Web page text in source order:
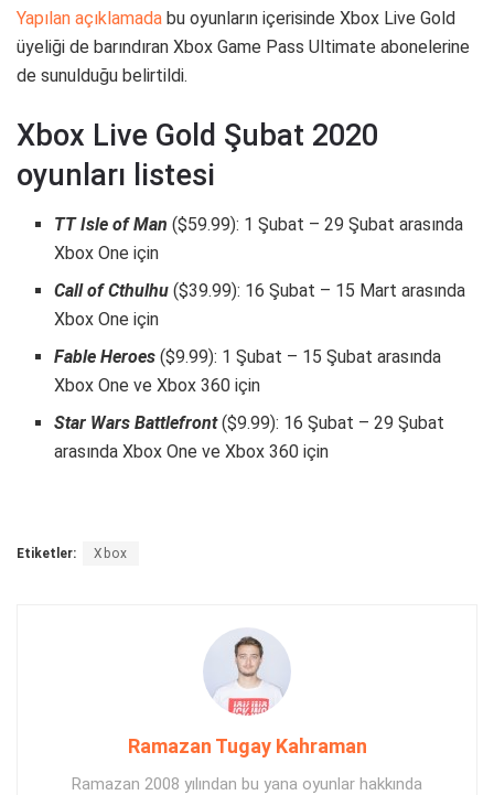
Yapılan açıklamada bu oyunların içerisinde Xbox Live Gold
üyeliği de barındıran Xbox Game Pass Ultimate abonelerine
de sunulduğu belirtildi.
Xbox Live Gold Şubat 2020
oyunları listesi
TT Isle of Man ($59.99): 1 Şubat – 29 Şubat arasında
Xbox One için
Call of Cthulhu ($39.99): 16 Şubat – 15 Mart arasında
Xbox One için
Fable Heroes ($9.99): 1 Şubat – 15 Şubat arasında
Xbox One ve Xbox 360 için
Star Wars Battlefront($9.99): 16 Şubat – 29 Şubat
arasında Xbox One ve Xbox 360 için
Etiketler: Xbox
Ramazan Tugay Kahraman
Ramazan 2008 yılından bu yana oyunlar hakkında